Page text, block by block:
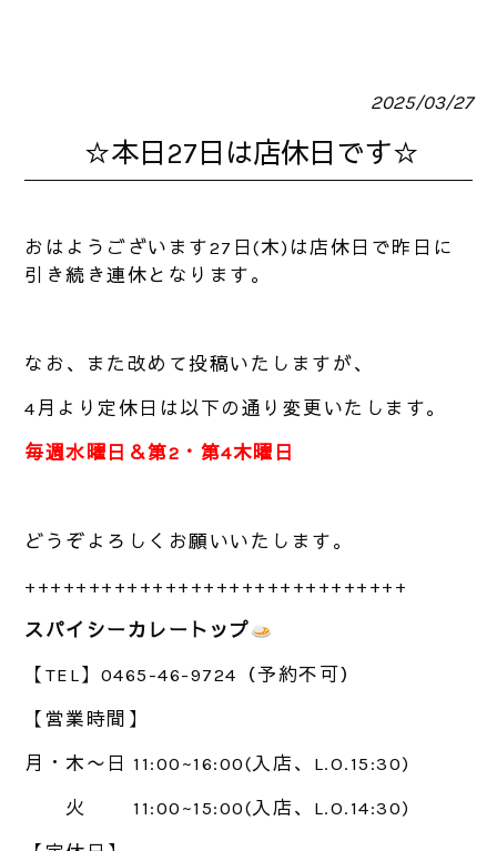
2025/03/27
☆本日27日は店休日です☆
おはようございます27日(木)は店休日で昨日に
引き続き連休となります。
なお、また改めて投稿いたしますが、
4月より定休日は以下の通り変更いたします。
毎週水曜日＆第2・第4木曜日
どうぞよろしくお願いいたします。
++++++++++++++++++++++++++++++
スパイシーカレートップ
【 TEL 】 0465-46-9724 （予約不可）
【営業時間】
月・木〜日 11:00~16:00( 入店、 L.O.15:30)
火
11:00~15:00( 入店、 L.O.14:30)